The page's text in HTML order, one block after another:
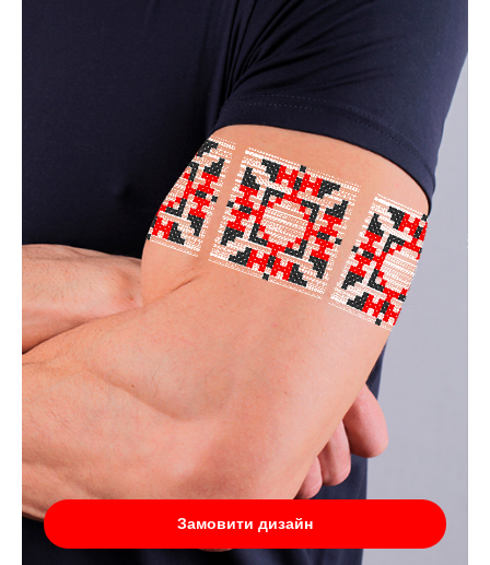
Замовити дизайн